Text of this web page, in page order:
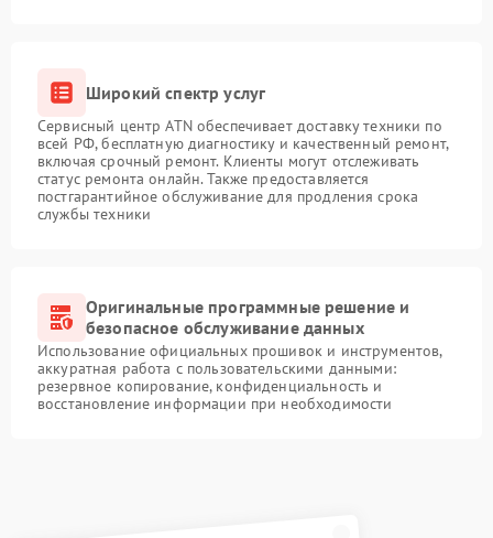
Широкий спектр услуг
Сервисный центр ATN обеспечивает доставку техники по
всей РФ, бесплатную диагностику и качественный ремонт,
включая срочный ремонт. Клиенты могут отслеживать
статус ремонта онлайн. Также предоставляется
постгарантийное обслуживание для продления срока
службы техники
Оригинальные программные решение и
безопасное обслуживание данных
Использование официальных прошивок и инструментов,
аккуратная работа с пользовательскими данными:
резервное копирование, конфиденциальность и
восстановление информации при необходимости